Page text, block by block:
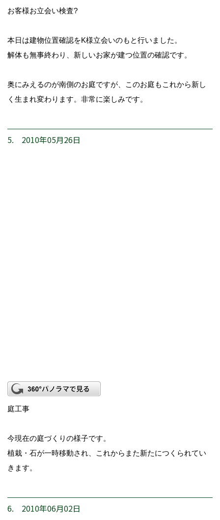
お客様お立会い検査?
本日は建物位置確認をK様立会いのもと行いました。
解体も無事終わり、新しいお家が建つ位置の確認です。
奥にみえるのが南側のお庭ですが、このお庭もこれから新し
く生まれ変わります。非常に楽しみです。
5. 2010年05月26日
庭工事
今現在の庭づくりの様子です。
植栽・石が一時移動され、これからまた新たにつくられてい
きます。
6. 2010年06月02日